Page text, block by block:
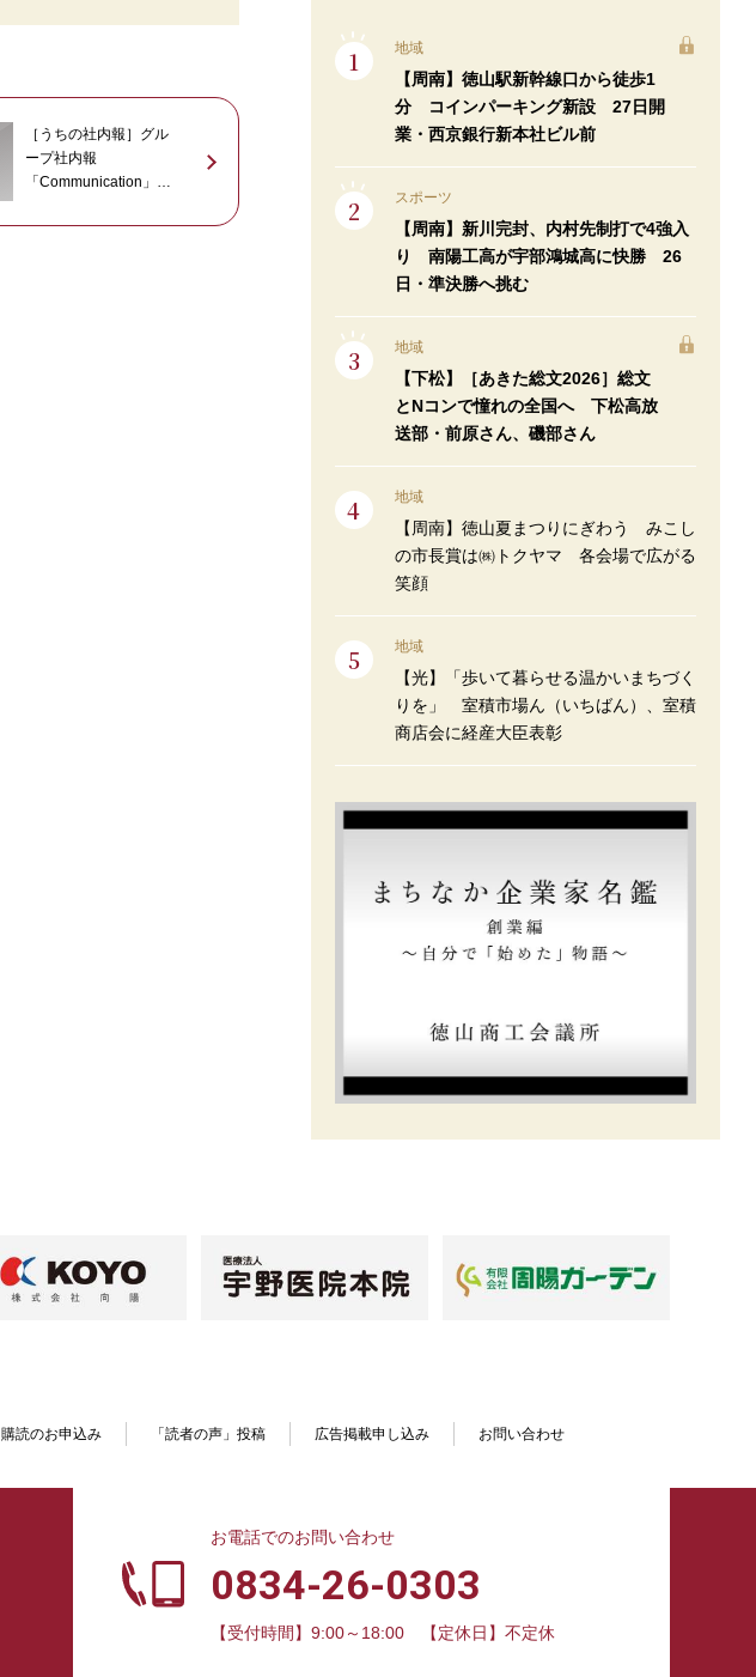
［うちの社内報］グル
ープ社内報
「Communication」
ープ（周南市久米）
地域
【周南】徳山駅新幹線口から徒歩1
分 コインパーキング新設 27日開
業・西京銀行新本社ビル前
スポーツ
【周南】新川完封、内村先制打で4強入
り 南陽工高が宇部鴻城高に快勝 26
日・準決勝へ挑む
地域
【下松】［あきた総文2026］総文
とNコンで憧れの全国へ 下松高放
送部・前原さん、磯部さん
地域
【周南】徳山夏まつりにぎわう みこし
の市長賞は㈱トクヤマ 各会場で広がる
笑顔
地域
【光】「歩いて暮らせる温かいまちづく
りを」 室積市場ん（いちばん）、室積
商店会に経産大臣表彰
購読のお申込み 「読者の声」投稿 広告掲載申し込み お問い合わせ
お電話でのお問い合わせ
0834-26-0303
【受付時間】9:00～18:00 【定休日】不定休